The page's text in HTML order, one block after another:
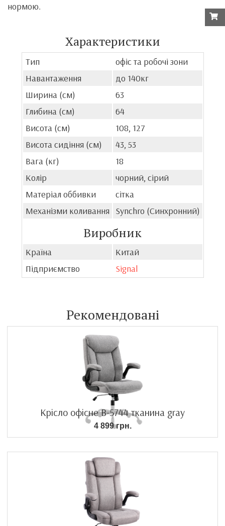
нормою.
Характеристики
Тип
офіс та робочі зони
Навантаження
до 140кг
Ширина (см)
63
Глибина (см)
64
Висота (см)
108, 127
Висота сидіння (см)
43, 53
Вага (кг)
18
Колір
чорний, сірий
Матеріал оббивки
сітка
Механізми коливання
Synchro (Синхронний)
Виробник
Країна
Китай
Підприємство
Signal
Рекомендовані
Крісло офісне B-5744 тканина gray
4 899 грн.